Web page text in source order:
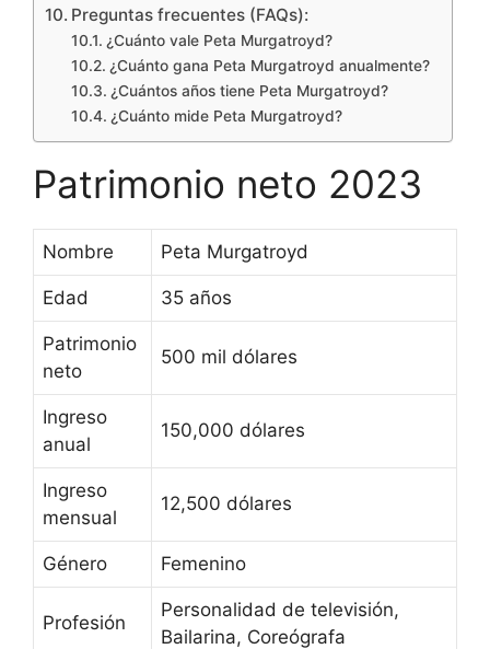
Preguntas frecuentes (FAQs):
¿Cuánto vale Peta Murgatroyd?
¿Cuánto gana Peta Murgatroyd anualmente?
¿Cuántos años tiene Peta Murgatroyd?
¿Cuánto mide Peta Murgatroyd?
Patrimonio neto 2023
Nombre Peta Murgatroyd
Edad 35 años
Patrimonio
neto
500 mil dólares
Ingreso
anual
150,000 dólares
Ingreso
mensual
12,500 dólares
Género Femenino
Profesión
Personalidad de televisión,
Bailarina, Coreógrafa